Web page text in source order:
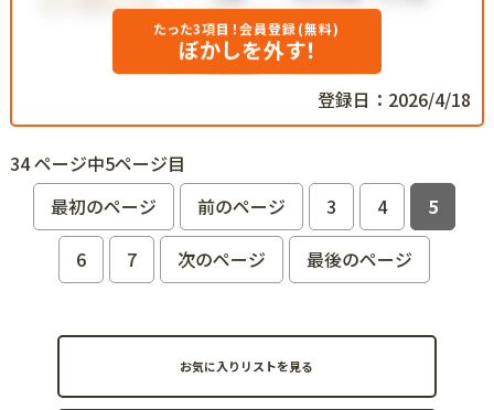
たった3項目！会員登録(無料)
ぼかしを外す！
登録日：2026/4/18
34 ページ中5ページ目
最初のページ
前のページ 3 4
5
6
7 次のページ 最後のページ
お気に入りリストを見る